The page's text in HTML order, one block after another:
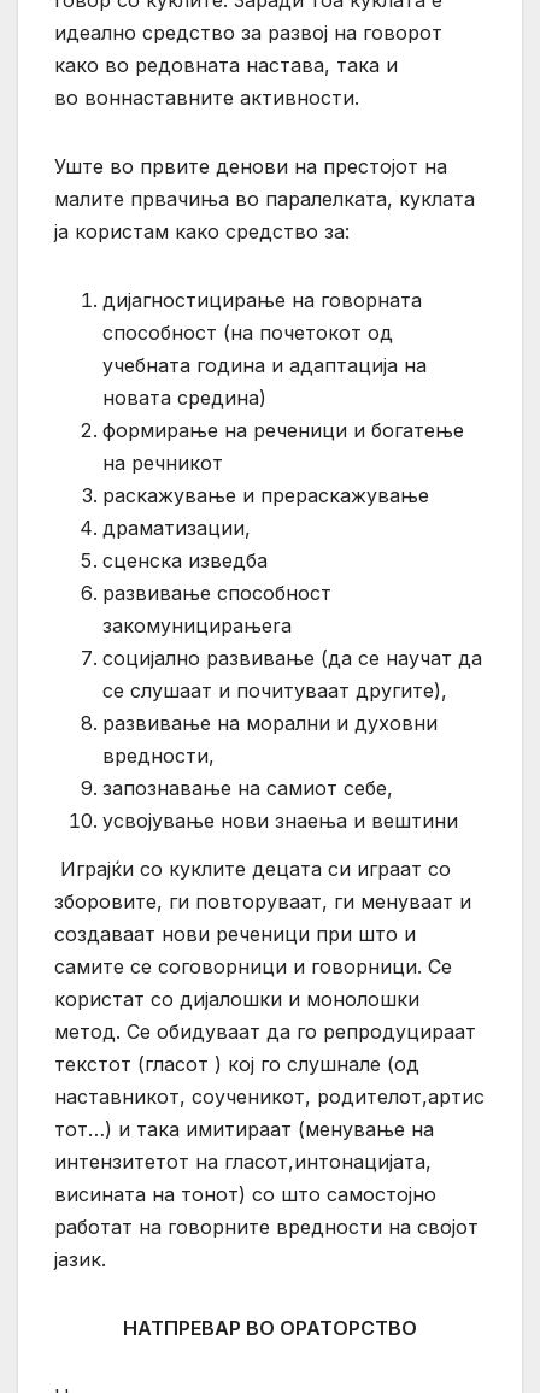
идеално средство за развој на говорот
како во редовната настава, така и
во воннаставните активности.
Уште во првите денови на престојот на
малите првачиња во паралелката, куклата
ја користам како средство за:
дијагностицирање на говорната
способност (на почетокот од
учебната година и адаптација на
новата средина)
формирање на реченици и богатење
на речникот
раскажување и прераскажување
драматизации,
сценска изведба
развивање способност
закомуницирањеra
социјално развивање (да се научат да
се слушаат и почитуваат другите),
развивање на морални и духовни
вредности,
запознавање на самиот себе,
усвојување нови знаења и вештини
Играјќи со куклите децата си играат со
зборовите, ги повторуваат, ги менуваат и
создаваат нови реченици при што и
самите се соговорници и говорници. Се
користат со дијалошки и монолошки
метод. Се обидуваат да го репродуцираат
текстот (гласот ) кој го слушнале (од
наставникот, соученикот, родителот,артис
тот…) и така имитираат (менување на
интензитетот на гласот,интонацијата,
висината на тонот) со што самостојно
работат на говорните вредности на својот
јазик.
НАТПРЕВАР ВО ОРАТОРСТВО